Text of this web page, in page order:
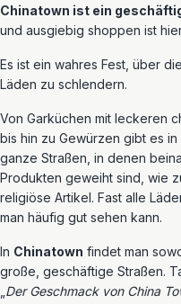
Chinatown ist ein
und ausgiebig shoppen ist
Es ist ein wahres Fest, über
Läden zu schlendern.
Von Garküchen mit leckeren
bis hin zu Gewürzen gibt es
ganze Straßen, in denen
Produkten geweiht sind, wie
religiöse Artikel. Fast alle
man häufig gut sehen kann.
In Chinatown findet man
große, geschäftige Straßen.
Der Geschmack von China